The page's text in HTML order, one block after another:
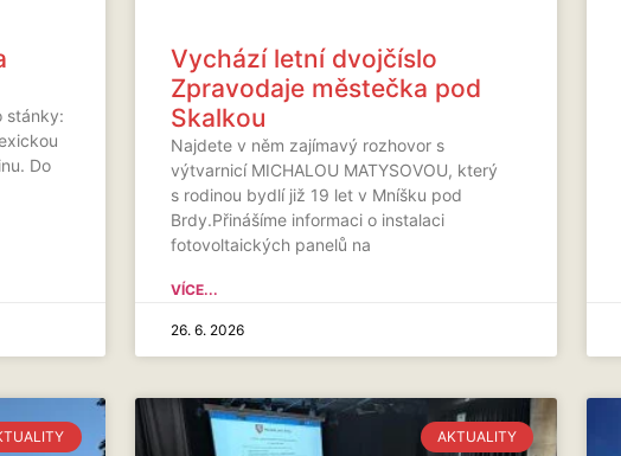
stánky:
Do
Vychází letní dvojčíslo
Zpravodaje městečka pod
Skalkou
Najdete v něm zajímavý rozhovor s
výtvarnicí MICHALOU MATYSOVOU, který
s rodinou bydlí již 19 let v Mníšku pod
Brdy.Přinášíme informaci o instalaci
fotovoltaických panelů na
VÍCE...
26. 6. 2026
AKTUALITY